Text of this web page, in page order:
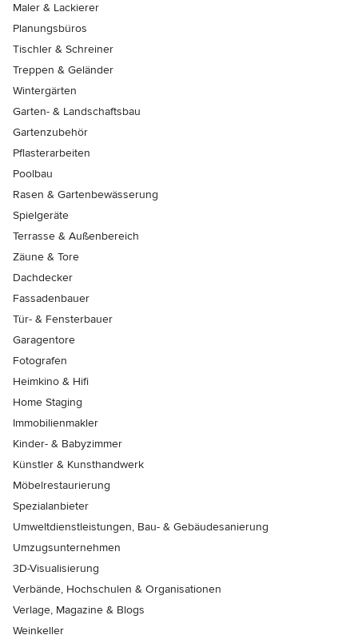
Maler & Lackierer
Planungsbüros
Tischler & Schreiner
Treppen & Geländer
Wintergärten
Garten- & Landschaftsbau
Gartenzubehör
Pflasterarbeiten
Poolbau
Rasen & Gartenbewässerung
Spielgeräte
Terrasse & Außenbereich
Zäune & Tore
Dachdecker
Fassadenbauer
Tür- & Fensterbauer
Garagentore
Fotografen
Heimkino & Hifi
Home Staging
Immobilienmakler
Kinder- & Babyzimmer
Künstler & Kunsthandwerk
Möbelrestaurierung
Spezialanbieter
Umweltdienstleistungen, Bau- & Gebäudesanierung
Umzugsunternehmen
3D-Visualisierung
Verbände, Hochschulen & Organisationen
Verlage, Magazine & Blogs
Weinkeller